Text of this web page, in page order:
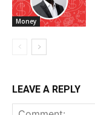
Money
LEAVE A REPLY